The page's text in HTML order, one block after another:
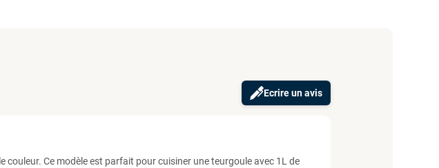
Ecrire un avis
Ce modèle est parfait pour cuisiner une teurgoule avec 1L de